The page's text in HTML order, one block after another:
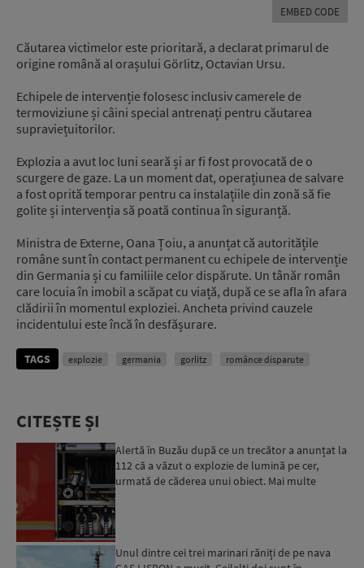
EMBED CODE
Căutarea victimelor este prioritară, a declarat primarul de
origine română al orașului Görlitz, Octavian Ursu.
Echipele de intervenție folosesc inclusiv camerele de
termoviziune și câini special antrenați pentru căutarea
supraviețuitorilor.
Explozia a avut loc luni seară și ar fi fost provocată de o
scurgere de gaze. La un moment dat, operațiunea de salvare
a fost oprită temporar pentru ca instalațiile din zonă să fie
golite și intervenția să poată continua în siguranță.
Ministra de Externe, Oana Țoiu, a anunțat că autoritățile
române sunt în contact permanent cu echipele de intervenție
din Germania și cu familiile celor dispărute. Un tânăr român
care locuia în imobil a scăpat cu viață, după ce se afla în afara
clădirii în momentul exploziei. Ancheta privind cauzele
incidentului este încă în desfășurare.
TAGS explozie germania gorlitz românce disparute
CITEȘTE ȘI
Alertă în Buzău după ce un trecător a anunțat la
112 că a văzut o explozie de lumină pe cer,
urmată de căderea unui obiect. Mai multe
Unul dintre cei trei marinari răniți de pe nava